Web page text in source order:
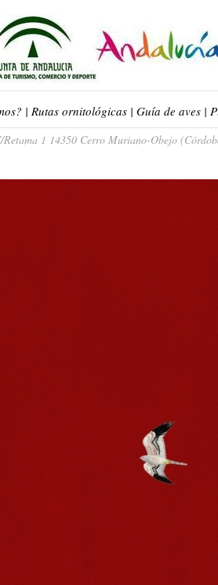
| Rutas ornitológicas | Guía de aves |
1 14350 Cerro Muriano-Obejo